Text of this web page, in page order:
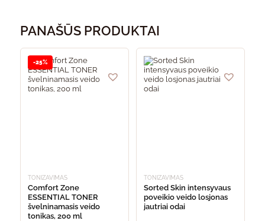
PANAŠŪS PRODUKTAI
-25%
TONIZAVIMAS
Comfort Zone
ESSENTIAL TONER
švelninamasis veido
tonikas, 200 ml
TONIZAVIMAS
Sorted Skin intensyvaus
poveikio veido losjonas
jautriai odai